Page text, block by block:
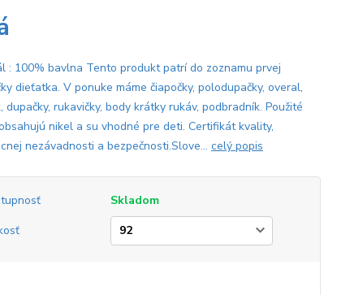
: 100% bavlna Tento produkt patrí do zoznamu prvej
dieťatka. V ponuke máme čiapočky, polodupačky, overal,
dupačky, rukavičky, body krátky rukáv, podbradník. Použité
nikel a su vhodné pre deti. Certifikát kvality,
nezávadnosti a bezpečnosti.Slove... celý popis
Skladom